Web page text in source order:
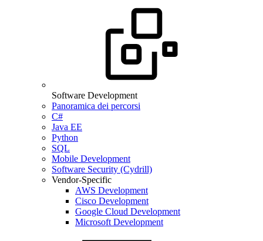
Software Development
Panoramica dei percorsi
C#
Java EE
Python
SQL
Mobile Development
Software Security (Cydrill)
Vendor-Specific
AWS Development
Cisco Development
Google Cloud Development
Microsoft Development